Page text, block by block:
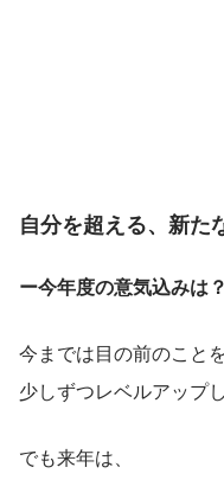
自分を超える、新た
ー今年度の意気込みは？
今までは目の前のこと
少しずつレベルアップ
でも来年は、